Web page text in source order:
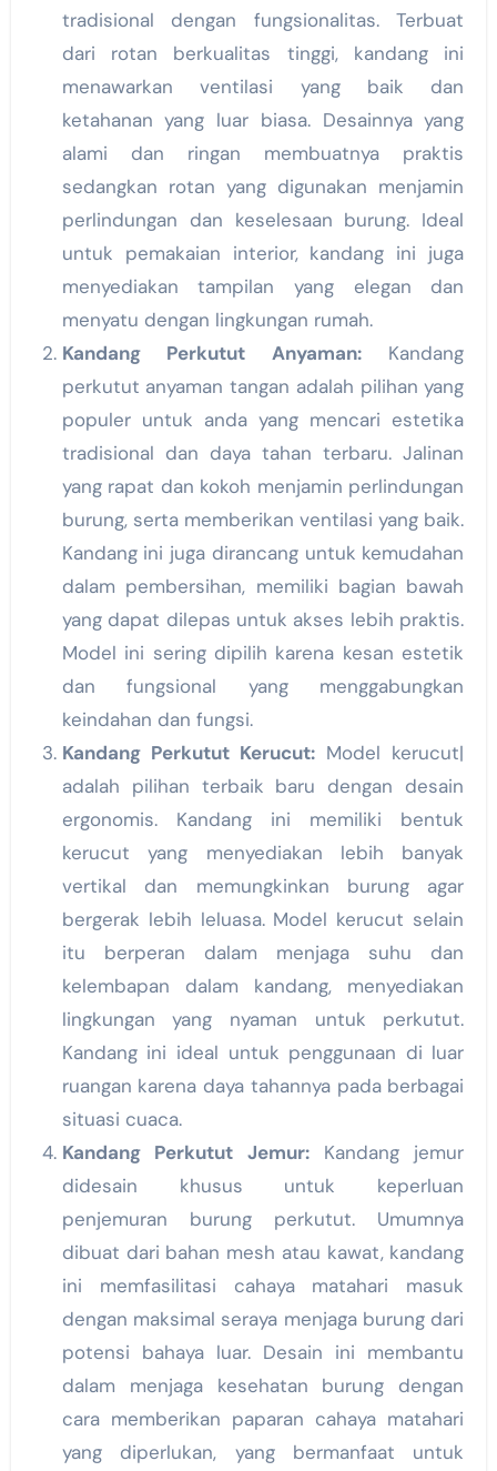
tradisional dengan fungsionalitas. Terbuat
dari rotan berkualitas tinggi, kandang ini
menawarkan ventilasi yang baik dan
ketahanan yang luar biasa. Desainnya yang
alami dan ringan membuatnya praktis
sedangkan rotan yang digunakan menjamin
perlindungan dan keselesaan burung. Ideal
untuk pemakaian interior, kandang ini juga
menyediakan tampilan yang elegan dan
menyatu dengan lingkungan rumah.
Kandang Perkutut Anyaman:Kandang
perkutut anyaman tangan adalah pilihan yang
populer untuk anda yang mencari estetika
tradisional dan daya tahan terbaru. Jalinan
yang rapat dan kokoh menjamin perlindungan
burung, serta memberikan ventilasi yang baik.
Kandang ini juga dirancang untuk kemudahan
dalam pembersihan, memiliki bagian bawah
yang dapat dilepas untuk akses lebih praktis.
Model ini sering dipilih karena kesan estetik
dan fungsional yang menggabungkan
keindahan dan fungsi.
Kandang Perkutut Kerucut: Model kerucut|
adalah pilihan terbaik baru dengan desain
ergonomis. Kandang ini memiliki bentuk
kerucut yang menyediakan lebih banyak
vertikal dan memungkinkan burung agar
bergerak lebih leluasa. Model kerucut selain
itu berperan dalam menjaga suhu dan
kelembapan dalam kandang, menyediakan
lingkungan yang nyaman untuk perkutut.
Kandang ini ideal untuk penggunaan di luar
ruangan karena daya tahannya pada berbagai
situasi cuaca.
Kandang Perkutut Jemur:Kandang jemur
didesain khusus untuk keperluan
penjemuran burung perkutut. Umumnya
dibuat dari bahan mesh atau kawat, kandang
ini memfasilitasi cahaya matahari masuk
dengan maksimal seraya menjaga burung dari
potensi bahaya luar. Desain ini membantu
dalam menjaga kesehatan burung dengan
cara memberikan paparan cahaya matahari
yang diperlukan, yang bermanfaat untuk